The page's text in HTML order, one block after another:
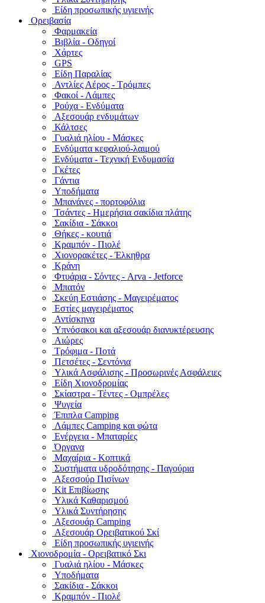
Είδη προσωπικής υγιεινής
Ορειβασία
Φαρμακεία
Βιβλία - Οδηγοί
Χάρτες
GPS
Είδη Παραλίας
Αντλίες Αέρος - Τρόμπες
Φακοί - Λάμπες
Ρούχα - Ενδύματα
Αξεσουάρ ενδυμάτων
Κάλτσες
Γυαλιά ηλίου - Μάσκες
Ενδύματα κεφαλιού-λαιμού
Ενδύματα - Τεχνική Ενδυμασία
Γκέτες
Γάντια
Υποδήματα
Μπανάνες - πορτοφόλια
Τσάντες - Ημερήσια σακίδια πλάτης
Σακίδια - Σάκκοι
Θήκες - κουτιά
Κραμπόν - Πιολέ
Χιονορακέτες - Έλκηθρα
Κράνη
Φτυάρια - Σόντες - Arva - Jetforce
Μπατόν
Σκεύη Εστιάσης - Μαγειρέματος
Εστίες μαγειρέματος
Αντίσκηνα
Υπνόσακοι και αξεσουάρ διανυκτέρευσης
Αιώρες
Τρόφιμα - Ποτά
Πετσέτες - Σεντόνια
Υλικά Ασφάλισης - Προσωρινές Ασφάλειες
Είδη Χιονοδρομίας
Σκίαστρα - Τέντες - Ομπρέλες
Ψυγεία
Έπιπλα Camping
Λάμπες Camping και φώτα
Ενέργεια - Μπαταρίες
Όργανα
Μαχαίρια - Κοπτικά
Συστήματα υδροδότησης - Παγούρια
Αξεσσούρ Πισίνων
Kit Επιβίωσης
Υλικά Καθαρισμού
Υλικά Συντήρησης
Αξεσουάρ Camping
Αξεσουάρ Ορειβατικού Σκί
Είδη προσωπικής υγιεινής
Χιονοδρομία - Ορειβατικό Σκι
Γυαλιά ηλίου - Μάσκες
Υποδήματα
Σακίδια - Σάκκοι
Κραμπόν - Πιολέ